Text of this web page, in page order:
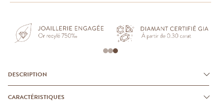
DESCRIPTION
CARACTÉRISTIQUES